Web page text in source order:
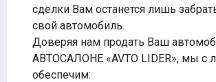
сделки Вам останется лишь
свой автомобиль.
Доверяя нам продать Ваш
АВТОСАЛОНЕ «AVTO LIDER», мы с
обеспечим: